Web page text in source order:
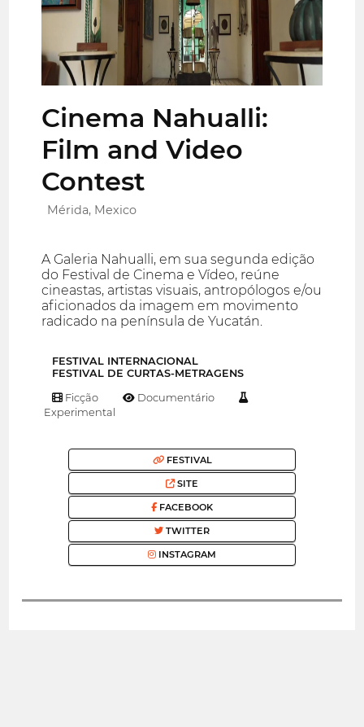
Cinema Nahualli:
Film and Video
Contest
Mérida, Mexico
A Galeria Nahualli, em sua segunda edição
do Festival de Cinema e Vídeo, reúne
cineastas, artistas visuais, antropólogos e/ou
aficionados da imagem em movimento
radicado na península de Yucatán.
FESTIVAL INTERNACIONAL
FESTIVAL DE CURTAS-METRAGENS
Ficção
Documentário
Experimental
FESTIVAL
SITE
FACEBOOK
TWITTER
INSTAGRAM